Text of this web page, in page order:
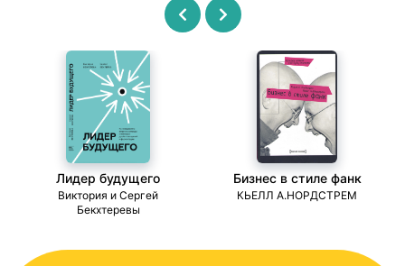
Лидер будущего
Виктория и Сергей
Бекхтеревы
Бизнес в стиле фанк
КЬЕЛЛ А.НОРДСТРЕМ